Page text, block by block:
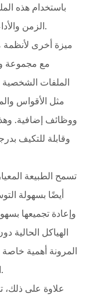
باستخدام هذه
الزمن والأداء بشكل موثوق حتى في الظروف الصعبة.
ميزة أخرى لأنظمة
مع مجموعة
الملفات
مثل الأقواس
ووظائف إضافية.
وقابلة للتكيف
تسمح الطبيعة
أيضًا بسهولة
وإعادة تجميعها
الهياكل الحالية
المرونة أهمية
التكيف أمرًا أساسيًا، مثل الأتمتة والتصنيع.
علاوة على ذلك،